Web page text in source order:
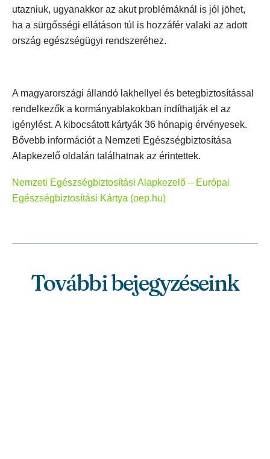
utazniuk, ugyanakkor az akut problémáknál is jól jöhet,
ha a sürgősségi ellátáson túl is hozzáfér valaki az adott
ország egészségügyi rendszeréhez.
A magyarországi állandó lakhellyel és betegbiztosítással
rendelkezők a kormányablakokban indíthatják el az
igénylést. A kibocsátott kártyák 36 hónapig érvényesek.
Bővebb információt a Nemzeti Egészségbiztosítása
Alapkezelő oldalán találhatnak az érintettek.
Nemzeti Egészségbiztosítási Alapkezelő – Európai
Egészségbiztosítási Kártya (oep.hu)
További bejegyzéseink